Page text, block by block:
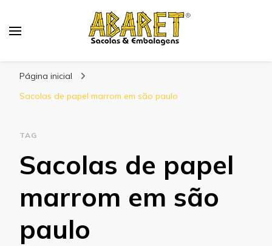
Página inicial
Sacolas de papel marrom em são paulo
TAG
Sacolas de papel
marrom em são
paulo